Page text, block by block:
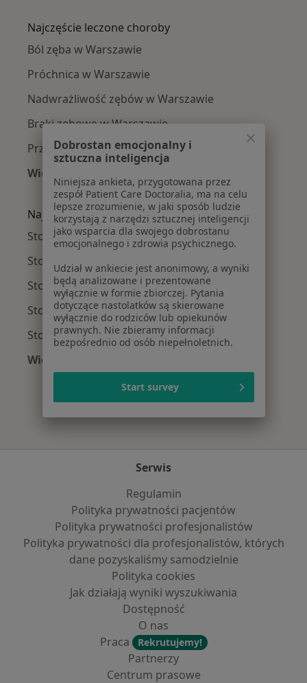
Najczęście leczone choroby
Ból zęba w Warszawie
Próchnica w Warszawie
Nadwrażliwość zębów w Warszawie
Braki zębowe w Warszawie
Przebarwienia zębów w Warszawie
Więcej (15)
Więcej w kategorii: Najczęście leczone
Najpopularniejsze ubezpieczenia
Stomatolodzy z Medicover w Warszawie
Stomatolodzy z Allianz w Warszawie
Stomatolodzy z INTER Polska w Warszawie
Stomatolodzy z Signal Iduna w Warszawie
Stomatolodzy z Compensa w Warszawie
Więcej (9)
Więcej w kategorii: Najpopularniejsze
Serwis
Regulamin
Polityka prywatności pacjentów
Polityka prywatności profesjonalistów
Polityka prywatności dla profesjonalistów, których
dane pozyskaliśmy samodzielnie
Polityka cookies
Jak działają wyniki wyszukiwania
Dostępność
O nas
Praca
Rekrutujemy!
Partnerzy
Centrum prasowe
Dobrostan emocjonalny i
sztuczna inteligencja
Niniejsza ankieta, przygotowana przez
zespół Patient Care Doctoralia, ma na celu
lepsze zrozumienie, w jaki sposób ludzie
korzystają z narzędzi sztucznej inteligencji
jako wsparcia dla swojego dobrostanu
emocjonalnego i zdrowia psychicznego.
Udział w ankiecie jest anonimowy, a wyniki
będą analizowane i prezentowane
wyłącznie w formie zbiorczej. Pytania
dotyczące nastolatków są skierowane
wyłącznie do rodziców lub opiekunów
prawnych. Nie zbieramy informacji
bezpośrednio od osób niepełnoletnich.
Start survey